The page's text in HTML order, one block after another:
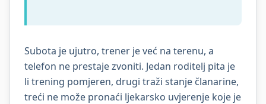
Subota je ujutro, trener je već na terenu, a
telefon ne prestaje zvoniti. Jedan roditelj pita je
li trening pomjeren, drugi traži stanje članarine,
treći ne može pronaći ljekarsko uvjerenje koje je